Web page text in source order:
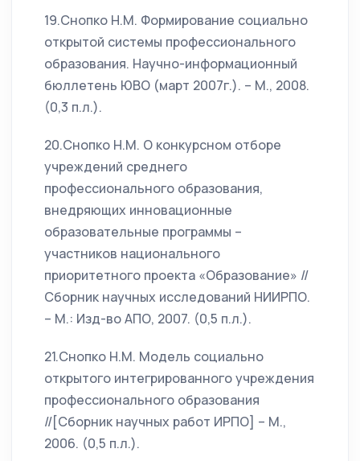
19.Снопко Н.М. Формирование социально
открытой системы профессионального
образования. Научно-информационный
бюллетень ЮВО (март 2007г.). – М., 2008.
(0,3 п.л.).
20.Снопко Н.М. О конкурсном отборе
учреждений среднего
профессионального образования,
внедряющих инновационные
образовательные программы –
участников национального
приоритетного проекта «Образование» //
Сборник научных исследований НИИРПО.
– М.: Изд-во АПО, 2007. (0,5 п.л.).
21.Снопко Н.М. Модель социально
открытого интегрированного учреждения
профессионального образования
//[Сборник научных работ ИРПО] – М.,
2006. (0,5 п.л.).